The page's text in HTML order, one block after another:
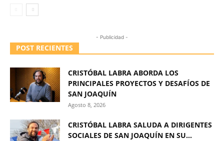
- Publicidad -
POST RECIENTES
CRISTÓBAL LABRA ABORDA LOS
PRINCIPALES PROYECTOS Y DESAFÍOS DE
SAN JOAQUÍN
Agosto 8, 2026
CRISTÓBAL LABRA SALUDA A DIRIGENTES
SOCIALES DE SAN JOAQUÍN EN SU...